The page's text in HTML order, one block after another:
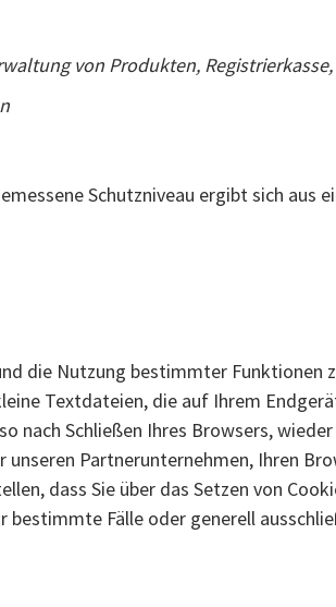
von Produkten,
Schutzniveau ergibt sich aus
die Nutzung bestimmter Funktionen
Textdateien, die auf Ihrem
nach Schließen Ihres Browsers,
Partnerunternehmen, Ihren
dass Sie über das Setzen von
Fälle oder generell